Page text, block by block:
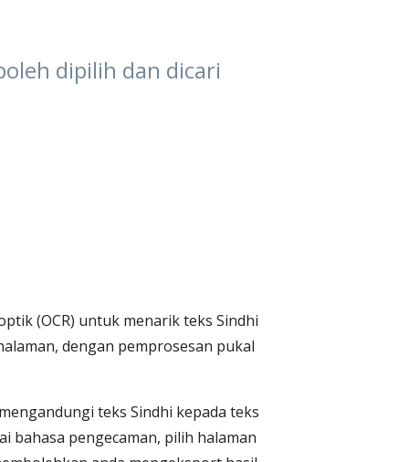
dipilih dan dicari
(OCR) untuk menarik teks Sindhi
dengan pemprosesan pukal
teks Sindhi kepada teks
bahasa pengecaman, pilih halaman